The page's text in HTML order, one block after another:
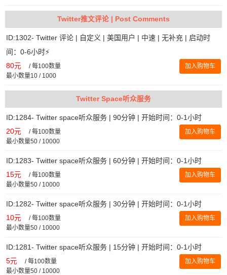
Twitter推文评论 | Post Comments
ID:1302- Twitter 评论 | 自定义 | 美国用户 | 中速 | 无补充 | 启动时
间：0-6小时⚡️
80元 /每100数量
最小数量10 / 1000
加入购物车
Twitter Space听众服务
ID:1284- Twitter space听众服务 | 90分钟 | 开始时间：0-1小时
20元 /每100数量
最小数量50 / 10000
加入购物车
ID:1283- Twitter space听众服务 | 60分钟 | 开始时间：0-1小时
15元 /每100数量
最小数量50 / 10000
加入购物车
ID:1282- Twitter space听众服务 | 30分钟 | 开始时间：0-1小时
10元 /每100数量
最小数量50 / 10000
加入购物车
ID:1281- Twitter space听众服务 | 15分钟 | 开始时间：0-1小时
5元 /每100数量
最小数量50 / 10000
加入购物车